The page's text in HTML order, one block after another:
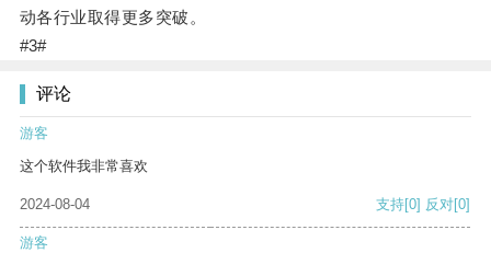
动各行业取得更多突破。
#3#
评论
游客
这个软件我非常喜欢
2024-08-04 支持[0] 反对[0]
游客